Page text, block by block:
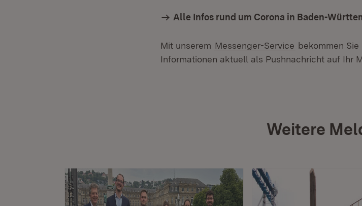
Alle Infos rund um Corona in Baden-
Mit unserem Messenger-Service bekommen
Informationen aktuell als Pushnachricht auf Ihr
Weitere